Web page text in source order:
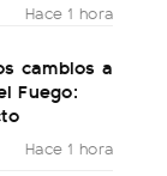
Hace 1 hora
cambios a
Fuego:
Hace 1 hora